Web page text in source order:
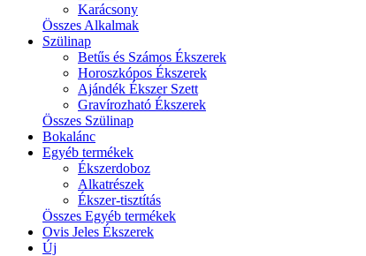
Karácsony
Összes Alkalmak
Szülinap
Betűs és Számos Ékszerek
Horoszkópos Ékszerek
Ajándék Ékszer Szett
Gravírozható Ékszerek
Összes Szülinap
Bokalánc
Egyéb termékek
Ékszerdoboz
Alkatrészek
Ékszer-tisztítás
Összes Egyéb termékek
Ovis Jeles Ékszerek
Új